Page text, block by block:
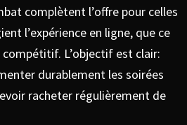
complètent l’offre pour celles
l’expérience en ligne, que ce
L’objectif est clair:
durablement les soirées
racheter régulièrement de